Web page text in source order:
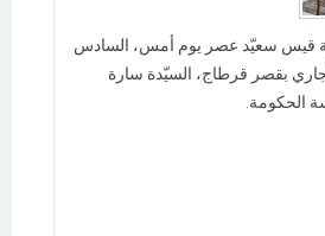
قيس سعيّد عصر يوم أمس، السادس
بقصر قرطاج، السيّدة سارة
الحكومة.